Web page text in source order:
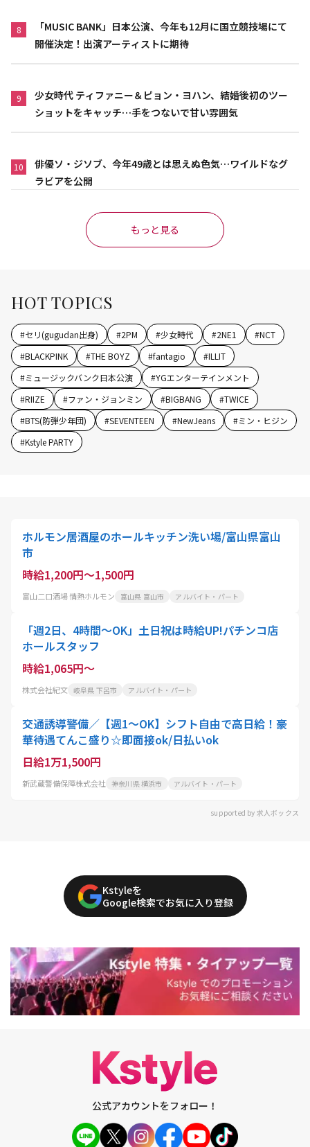
8
「MUSIC BANK」日本公演、今年も12月に国立競技場にて
開催決定！出演アーティストに期待
9
少女時代 ティファニー＆ピョン・ヨハン、結婚後初のツー
ショットをキャッチ…手をつないで甘い雰囲気
10
俳優ソ・ジソブ、今年49歳とは思えぬ色気…ワイルドなグ
ラビアを公開
もっと見る
HOT TOPICS
#セリ(gugudan出身) #2PM #少女時代 #2NE1 #NCT
#BLACKPINK #THE BOYZ #fantagio #ILLIT
#ミュージックバンク日本公演 #YGエンターテインメント
#RIIZE #ファン・ジョンミン #BIGBANG #TWICE
#BTS(防弾少年団) #SEVENTEEN #NewJeans #ミン・ヒジン
#Kstyle PARTY
ホルモン居酒屋のホールキッチン洗い場/富山県富山
市
時給1,200円～1,500円
富山二口酒場 情熱ホルモン 富山県 富山市 アルバイト・パート
「週2日、4時間～OK」土日祝は時給UP!パチンコ店
ホールスタッフ
時給1,065円～
株式会社紀文 岐阜県 下呂市 アルバイト・パート
交通誘導警備／【週1～OK】シフト自由で高日給！豪
華待遇てんこ盛り☆即面接ok/日払いok
日給1万1,500円
新武蔵警備保障株式会社 神奈川県 横浜市 アルバイト・パート
supported by 求人ボックス
Kstyleを
Google検索でお気に入り登録
公式アカウントをフォロー！